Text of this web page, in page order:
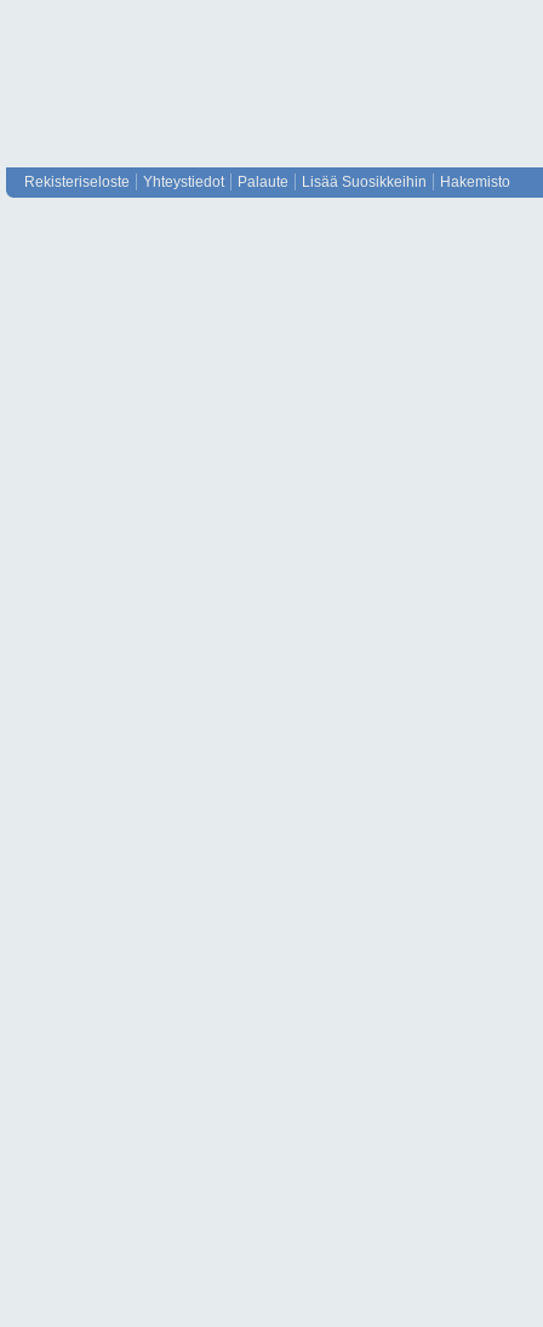
Rekisteriseloste Yhteystiedot Palaute Lisää Suosikkeihin Hakemisto